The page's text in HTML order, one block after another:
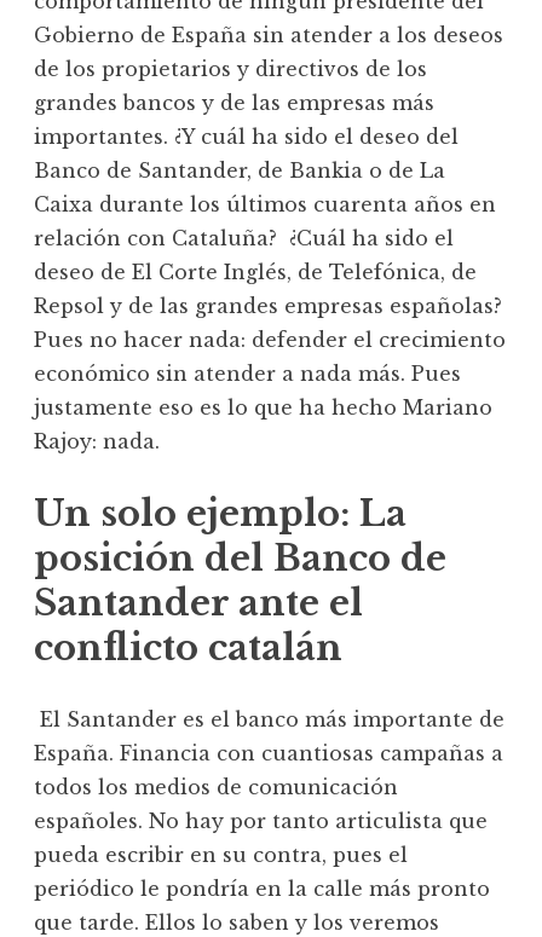
Gobierno de España sin atender a los deseos
de los propietarios y directivos de los
grandes bancos y de las empresas más
importantes. ¿Y cuál ha sido el deseo del
Banco de Santander, de Bankia o de La
Caixa durante los últimos cuarenta años en
relación con Cataluña? ¿Cuál ha sido el
deseo de El Corte Inglés, de Telefónica, de
Repsol y de las grandes empresas españolas?
Pues no hacer nada: defender el crecimiento
económico sin atender a nada más. Pues
justamente eso es lo que ha hecho Mariano
Rajoy: nada.
Un solo ejemplo: La
posición del Banco de
Santander ante el
conflicto catalán
El Santander es el banco más importante de
España. Financia con cuantiosas campañas a
todos los medios de comunicación
españoles. No hay por tanto articulista que
pueda escribir en su contra, pues el
periódico le pondría en la calle más pronto
que tarde. Ellos lo saben y los veremos